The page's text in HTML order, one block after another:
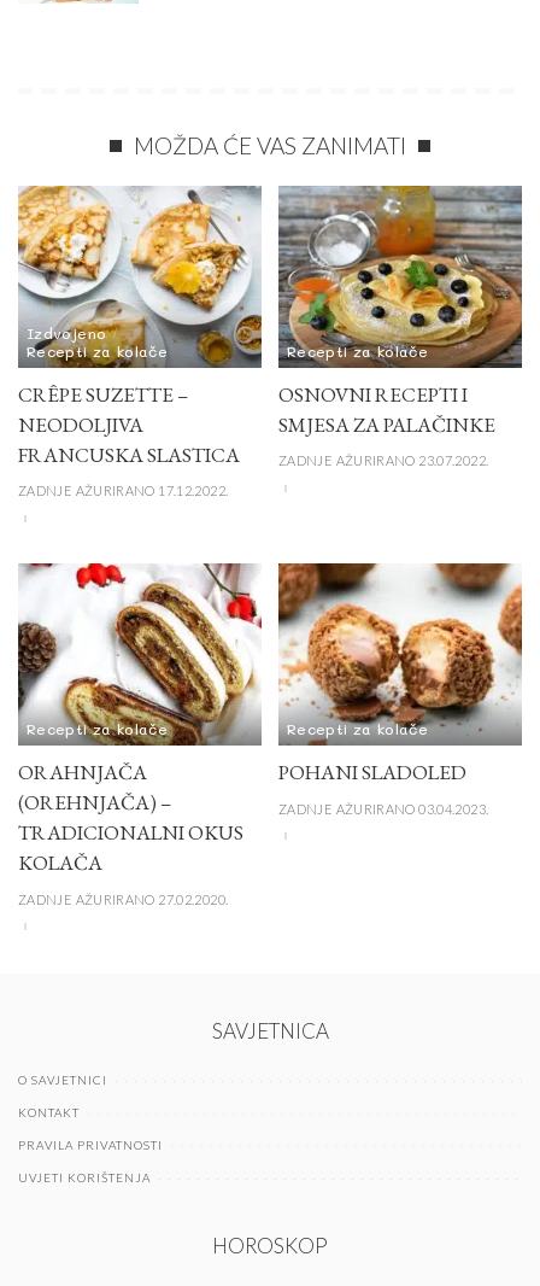
MOŽDA ĆE VAS ZANIMATI
Izdvojeno
Recepti za kolače
CRÊPE SUZETTE –
NEODOLJIVA
FRANCUSKA SLASTICA
ZADNJE AŽURIRANO 17.12.2022.
Recepti za kolače
OSNOVNI RECEPTI I
SMJESA ZA PALAČINKE
ZADNJE AŽURIRANO 23.07.2022.
Recepti za kolače
ORAHNJAČA
(OREHNJAČA) –
TRADICIONALNI OKUS
KOLAČA
ZADNJE AŽURIRANO 27.02.2020.
Recepti za kolače
POHANI SLADOLED
ZADNJE AŽURIRANO 03.04.2023.
SAVJETNICA
O SAVJETNICI
KONTAKT
PRAVILA PRIVATNOSTI
UVJETI KORIŠTENJA
HOROSKOP